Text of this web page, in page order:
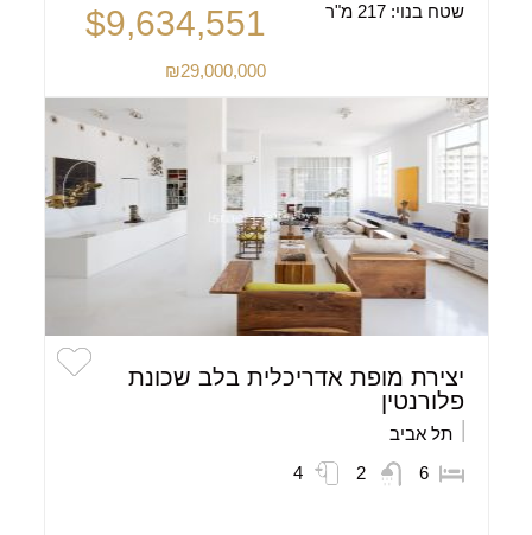
שטח בנוי:217 מ"ר $9,634,551
₪29,000,000
יצירת מופת אדריכלית בלב שכונת
פלורנטין
תל אביב
6
2
4